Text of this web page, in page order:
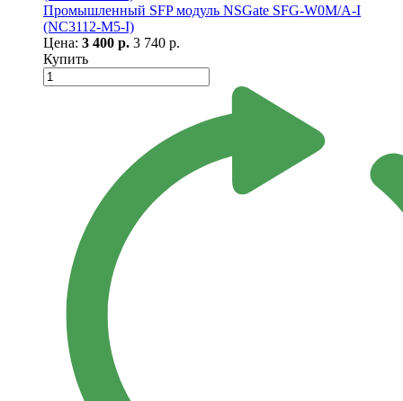
Промышленный SFP модуль NSGate SFG-W0M/A-I
(NC3112-M5-I)
Цена: 3 400 р. 3 740 р.
Купить